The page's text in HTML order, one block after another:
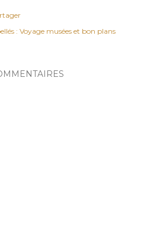
: Voyage musées et bon plans